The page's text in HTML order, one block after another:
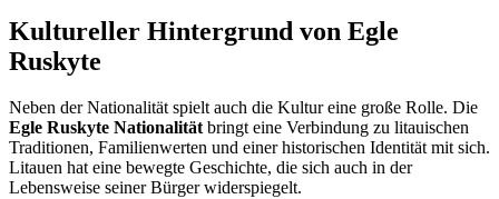
Kultureller Hintergrund von Egle
Ruskyte
Neben der Nationalität spielt auch die Kultur eine große Rolle. Die
Egle Ruskyte Nationalitätbringt eine Verbindung zu litauischen
Traditionen, Familienwerten und einer historischen Identität mit sich.
Litauen hat eine bewegte Geschichte, die sich auch in der
Lebensweise seiner Bürger widerspiegelt.